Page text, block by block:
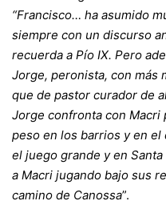
“Francisco… ha asumido
siempre con un discurso
recuerda a Pío IX. Pero
Jorge, peronista, con más
que de pastor curador de
Jorge confronta con Macri
peso en los barrios y en el
el juego grande y en
a Macri jugando bajo sus
camino de Canossa”.